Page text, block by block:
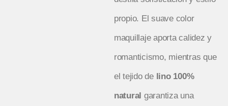
propio. El suave color
maquillaje aporta calidez y
romanticismo, mientras que
el tejido de lino 100%
natural garantiza una